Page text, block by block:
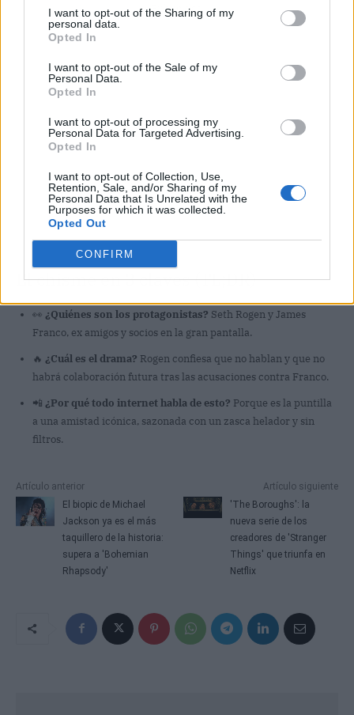
I want to opt-out of the Sharing of my
personal data.
Opted In
I want to opt-out of the Sale of my
Personal Data.
Opted In
I want to opt-out of processing my
Personal Data for Targeted Advertising.
Opted In
I want to opt-out of Collection, Use,
Retention, Sale, and/or Sharing of my
Personal Data that Is Unrelated with the
Purposes for which it was collected.
Opted Out
CONFIRM
Publicidad
El chisme en 3 claves (TL;DR)
👀 ¿Quiénes son los protagonistas? Seth Rogen y James
Franco, ex amigos y socios en la gran pantalla.
🔥 ¿Cuál es el drama? Rogen confiesa que no hablan y que no
habrá colaboración futura tras las acusaciones contra Franco.
📲 ¿Por qué todo internet habla de esto? Porque es la puntilla
a una amistad icónica, sazonada con un zasca helador y sin
filtros.
Artículo anterior
El biopic de Michael
Jackson ya es el más
taquillero de la historia:
supera a 'Bohemian
Rhapsody'
Artículo siguiente
'The Boroughs': la
nueva serie de los
creadores de 'Stranger
Things' que triunfa en
Netflix